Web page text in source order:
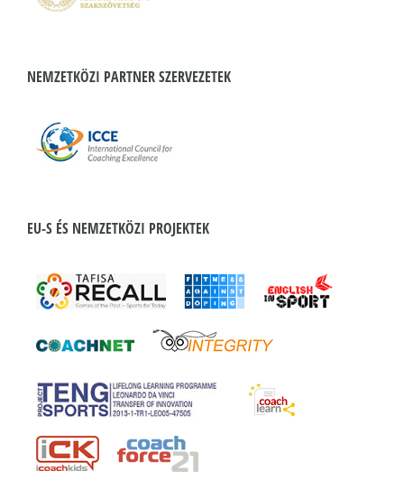
NEMZETKÖZI PARTNER SZERVEZETEK
EU-S ÉS NEMZETKÖZI PROJEKTEK